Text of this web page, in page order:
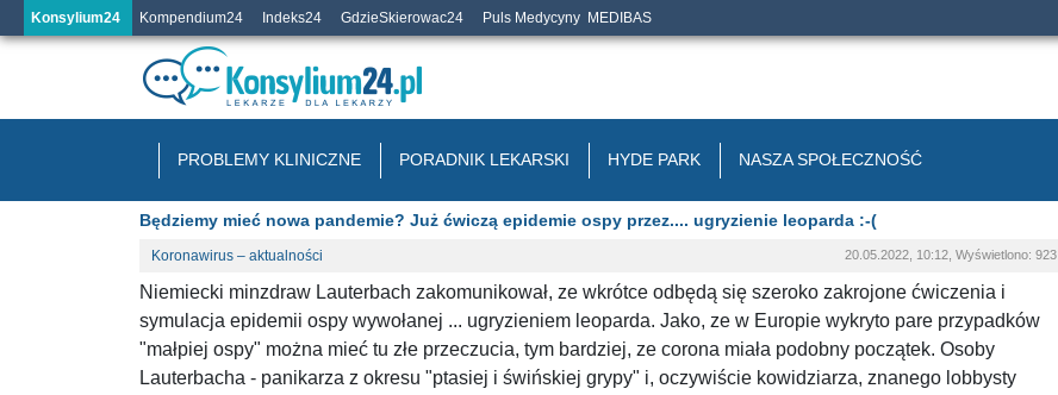
Konsylium24 Kompendium24 Indeks24 GdzieSkierowac24 Puls Medycyny MEDIBAS
PROBLEMY KLINICZNE PORADNIK LEKARSKI HYDE PARK NASZA SPOŁECZNOŚĆ
Będziemy mieć nowa pandemie? Już ćwiczą epidemie ospy przez.... ugryzienie leoparda :-(
Koronawirus – aktualności 20.05.2022, 10:12, Wyświetlono: 923
Niemiecki minzdraw Lauterbach zakomunikował, ze wkrótce odbędą się szeroko zakrojone ćwiczenia i
symulacja epidemii ospy wywołanej ... ugryzieniem leoparda. Jako, ze w Europie wykryto pare przypadków
"małpiej ospy" można mieć tu złe przeczucia, tym bardziej, ze corona miała podobny początek. Osoby
Lauterbacha - panikarza z okresu "ptasiej i świńskiej grypy" i, oczywiście kowidziarza, znanego lobbysty